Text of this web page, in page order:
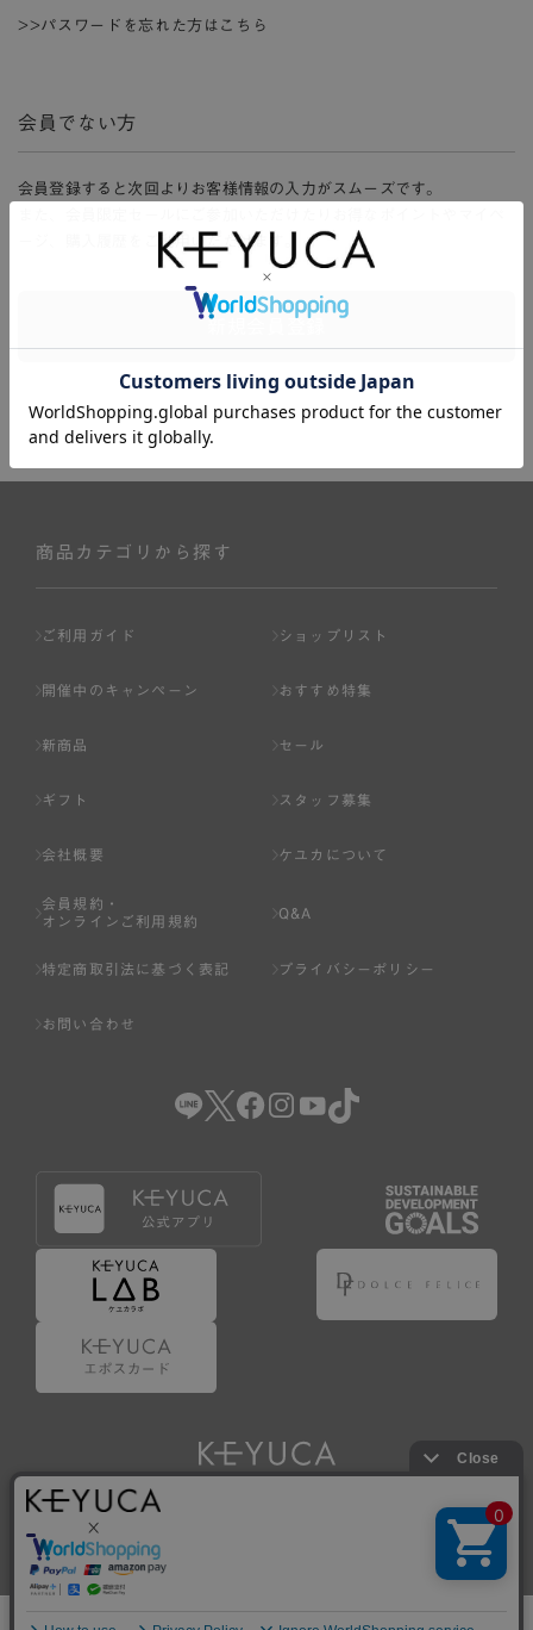
>>パスワードを忘れた方はこちら
会員でない方
会員登録すると次回よりお客様情報の入力がスムーズです。
ージ、購入履歴をご利用いただけます。
商品カテゴリから探す
ご利用ガイド ショップリスト
開催中のキャンペーン おすすめ特集
新商品 セール
ギフト スタッフ募集
会社概要 ケユカについて
会員規約・
オンラインご利用規約
Q&A
特定商取引法に基づく表記 プライバシーポリシー
お問い合わせ
Copyright © KAWAJUN Co., Ltd. All Rights Reserved.